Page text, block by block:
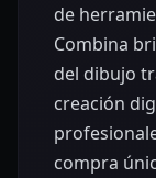
de
Combina
del dibujo
creación
compra